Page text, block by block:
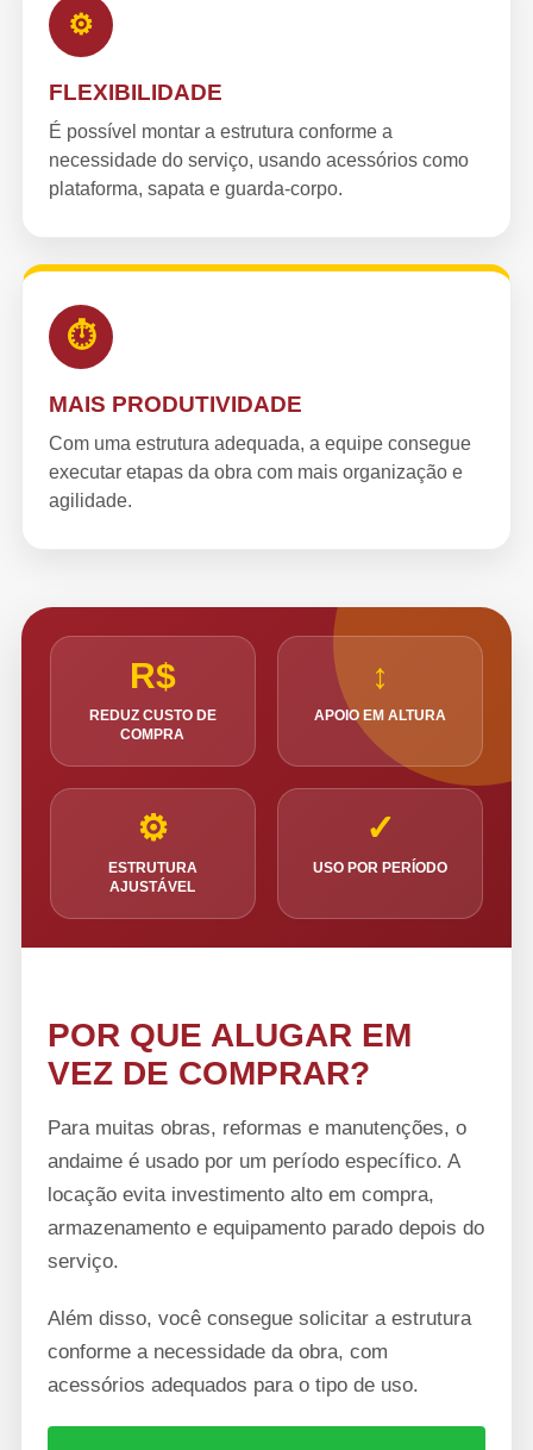
⚙
FLEXIBILIDADE
É possível montar a estrutura conforme a
necessidade do serviço, usando acessórios como
plataforma, sapata e guarda-corpo.
⏱
MAIS PRODUTIVIDADE
Com uma estrutura adequada, a equipe consegue
executar etapas da obra com mais organização e
agilidade.
R$
REDUZ CUSTO DE
COMPRA
↕
APOIO EM ALTURA
⚙
ESTRUTURA
AJUSTÁVEL
✓
USO POR PERÍODO
POR QUE ALUGAR EM
VEZ DE COMPRAR?
Para muitas obras, reformas e manutenções, o
andaime é usado por um período específico. A
locação evita investimento alto em compra,
armazenamento e equipamento parado depois do
serviço.
Além disso, você consegue solicitar a estrutura
conforme a necessidade da obra, com
acessórios adequados para o tipo de uso.